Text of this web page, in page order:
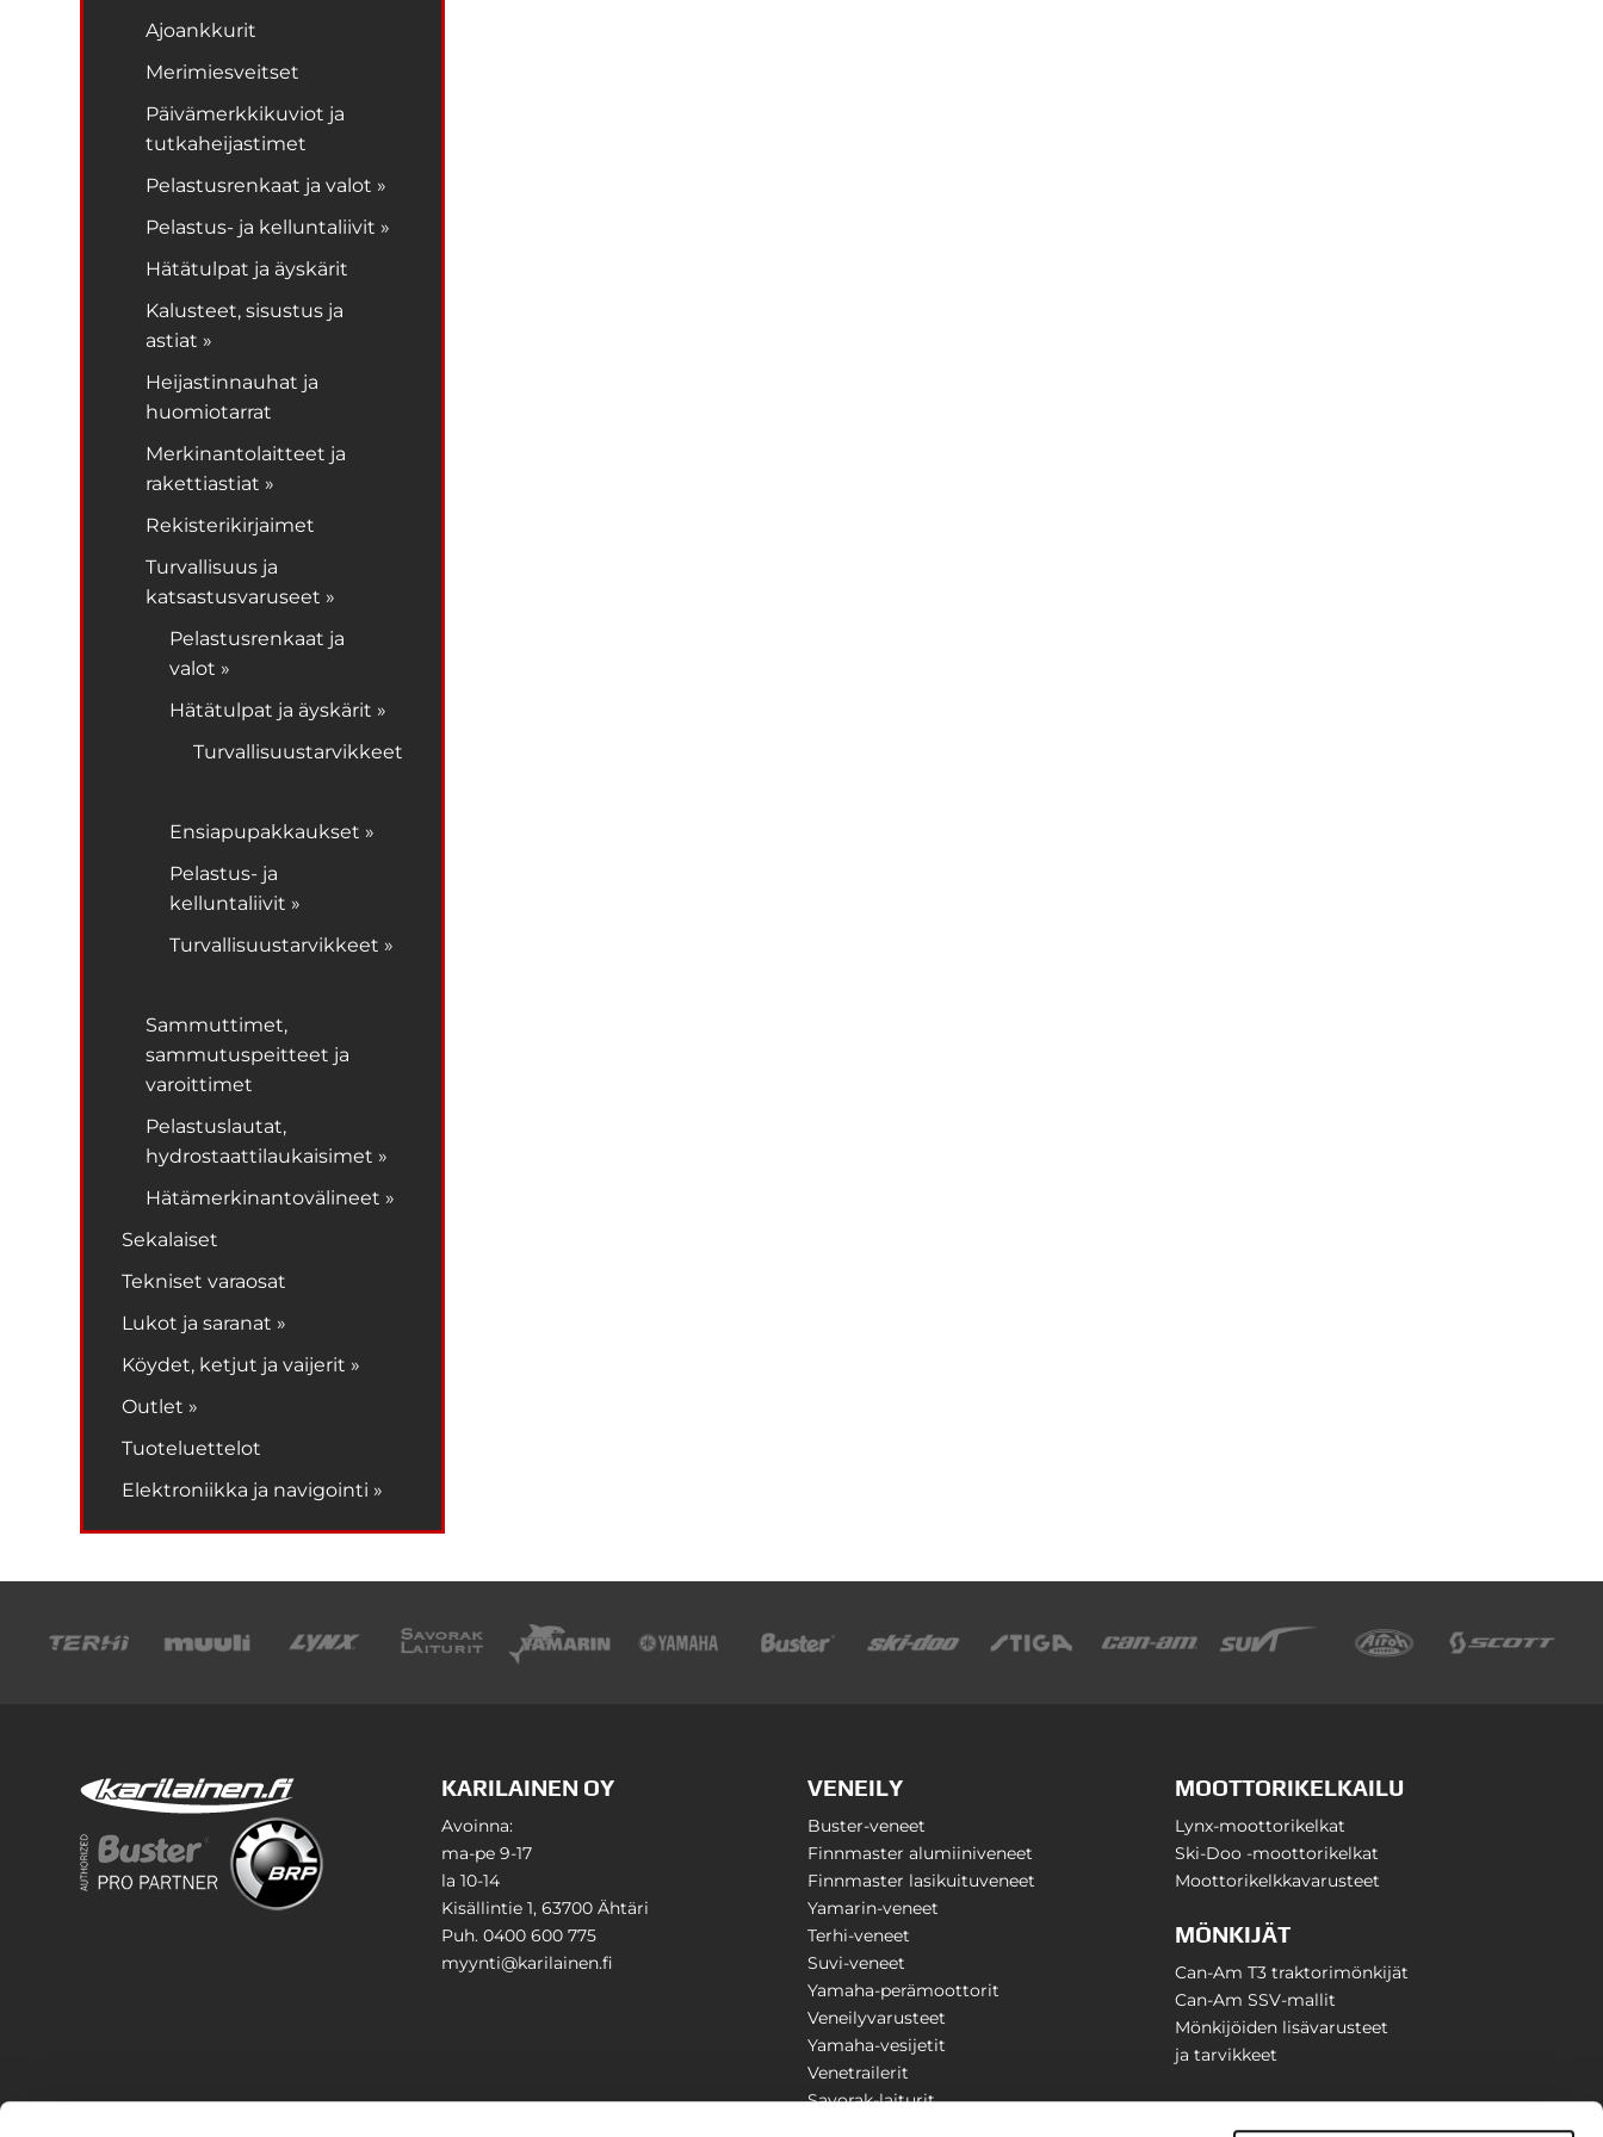
Ajoankkurit
Merimiesveitset
Päivämerkkikuviot ja
tutkaheijastimet
Pelastusrenkaat ja valot »
Pelastus- ja kelluntaliivit »
Hätätulpat ja äyskärit
Kalusteet, sisustus ja
astiat »
Heijastinnauhat ja
huomiotarrat
Merkinantolaitteet ja
rakettiastiat »
Rekisterikirjaimet
Turvallisuus ja
katsastusvaruseet »
Pelastusrenkaat ja
valot »
Hätätulpat ja äyskärit »
Turvallisuustarvikkeet
Ensiapupakkaukset »
Pelastus- ja
kelluntaliivit »
Turvallisuustarvikkeet »
Sammuttimet,
sammutuspeitteet ja
varoittimet
Pelastuslautat,
hydrostaattilaukaisimet »
Hätämerkinantovälineet »
Sekalaiset
Tekniset varaosat
Lukot ja saranat »
Köydet, ketjut ja vaijerit »
Outlet »
Tuoteluettelot
Elektroniikka ja navigointi »
KARILAINEN OY
Avoinna:
ma-pe 9-17
la 10-14
Kisällintie 1, 63700 Ähtäri
Puh. 0400 600 775
myynti@karilainen.fi
VENEILY
Buster-veneet
Finnmaster alumiiniveneet
Finnmaster lasikuituveneet
Yamarin-veneet
Terhi-veneet
Suvi-veneet
Yamaha-perämoottorit
Veneilyvarusteet
Yamaha-vesijetit
Venetrailerit
Savorak-laiturit
MOOTTORIKELKAILU
Lynx-moottorikelkat
Ski-Doo -moottorikelkat
Moottorikelkkavarusteet
MÖNKIJÄT
Can-Am T3 traktorimönkijät
Can-Am SSV-mallit
Mönkijöiden lisävarusteet
ja tarvikkeet